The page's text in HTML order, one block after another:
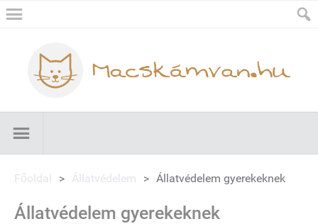
Főoldal > Állatvédelem > Állatvédelem gyerekeknek
Állatvédelem gyerekeknek